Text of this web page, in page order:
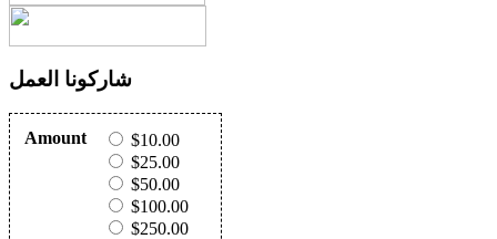
شاركونا العمل
Amount
$10.00
$25.00
$50.00
$100.00
$250.00